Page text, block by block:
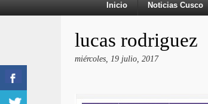
Inicio Noticias Cusco
lucas rodriguez
miércoles, 19 julio, 2017